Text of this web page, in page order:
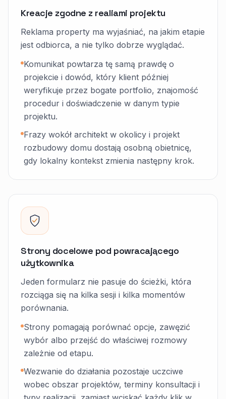
Kreacje zgodne z realiami projektu
Reklama property ma wyjaśniać, na jakim etapie
jest odbiorca, a nie tylko dobrze wyglądać.
Komunikat powtarza tę samą prawdę o
projekcie i dowód, który klient później
weryfikuje przez bogate portfolio, znajomość
procedur i doświadczenie w danym typie
projektu.
Frazy wokół architekt w okolicy i projekt
rozbudowy domu dostają osobną obietnicę,
gdy lokalny kontekst zmienia następny krok.
Strony docelowe pod powracającego
użytkownika
Jeden formularz nie pasuje do ścieżki, która
rozciąga się na kilka sesji i kilka momentów
porównania.
Strony pomagają porównać opcje, zawęzić
wybór albo przejść do właściwej rozmowy
zależnie od etapu.
Wezwanie do działania pozostaje uczciwe
wobec obszar projektów, terminy konsultacji i